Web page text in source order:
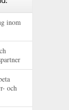
inom
och